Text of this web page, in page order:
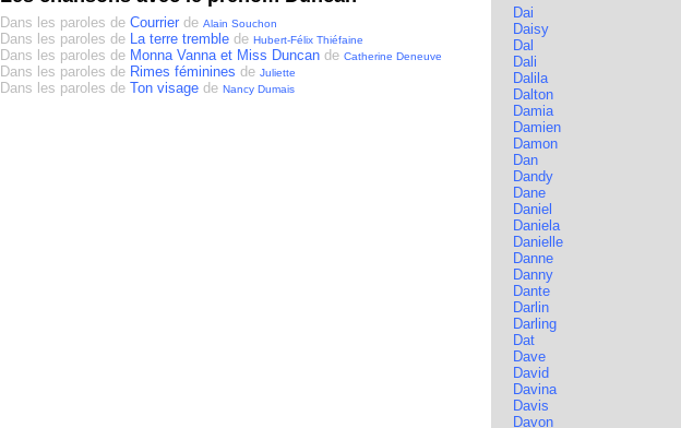
Dans les paroles de Courrier de Alain Souchon
Dans les paroles de La terre tremble de Hubert-Félix Thiéfaine
Dans les paroles de Monna Vanna et Miss Duncan de Catherine Deneuve
Dans les paroles de Rimes féminines de Juliette
Dans les paroles de Ton visage de Nancy Dumais
Dai
Daisy
Dal
Dali
Dalila
Dalton
Damia
Damien
Damon
Dan
Dandy
Dane
Daniel
Daniela
Danielle
Danne
Danny
Dante
Darlin
Darling
Dat
Dave
David
Davina
Davis
Davon